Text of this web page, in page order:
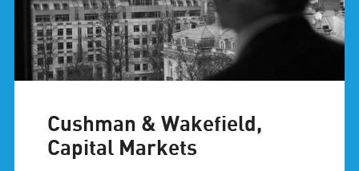
Cushman & Wakefield,
Capital Markets